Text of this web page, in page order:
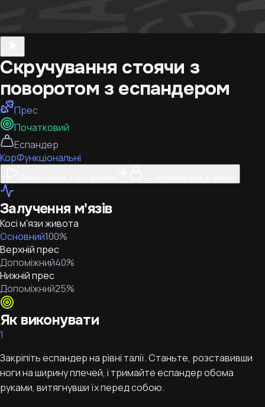
Скручування стоячи з
поворотом з еспандером
Прес
Початковий
Еспандер
КорФункціональні
Залучення м'язів
Косі м'язи живота
Основний100%
Верхній прес
Допоміжний40%
Нижній прес
Допоміжний25%
Як виконувати
1
Закріпіть еспандер на рівні талії. Станьте, розставивши
ноги на ширину плечей, і тримайте еспандер обома
руками, витягнувши їх перед собою.